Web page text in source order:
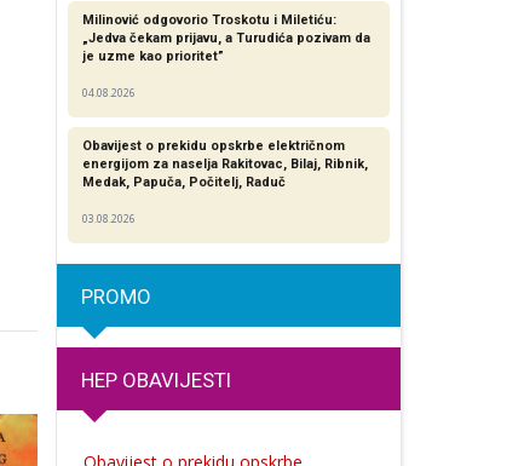
Milinović odgovorio Troskotu i Miletiću:
„Jedva čekam prijavu, a Turudića pozivam da
je uzme kao prioritet”
04.08.2026
Obavijest o prekidu opskrbe električnom
energijom za naselja Rakitovac, Bilaj, Ribnik,
Medak, Papuča, Počitelj, Raduč
03.08.2026
PROMO
HEP OBAVIJESTI